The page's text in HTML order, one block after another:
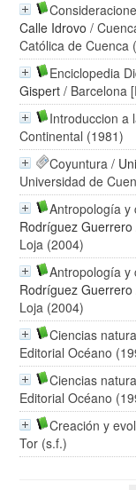
Calle Idrovo /
Católica de Cuenca
Enciclopedia
Gispert / Barcelona
Introduccion a
Continental (1981)
Coyuntura /
Universidad de
Antropología y
Rodríguez Guerrero
Loja (2004)
Antropología y
Rodríguez Guerrero
Loja (2004)
Ciencias
Editorial Océano
Ciencias
Editorial Océano
Creación y
Tor (s.f.)